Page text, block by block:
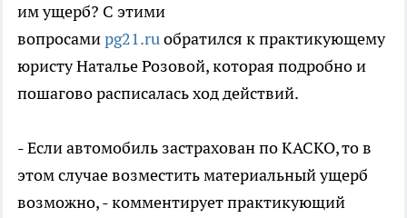
им ущерб? С этими
вопросамиpg21.ruобратился к практикующему
юристу Наталье Розовой, которая подробно и
пошагово расписалась ход действий.
- Если автомобиль застрахован по КАСКО, то в
этом случае возместить материальный ущерб
возможно, - комментирует практикующий